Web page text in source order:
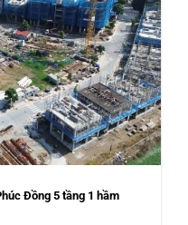
Đồng 5 tầng 1 hầm